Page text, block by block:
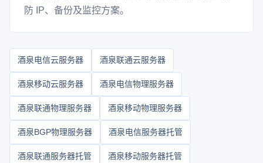
防 IP、备份及监控方案。
酒泉电信云服务器 酒泉联通云服务器
酒泉移动云服务器 酒泉电信物理服务器
酒泉联通物理服务器 酒泉移动物理服务器
酒泉BGP物理服务器 酒泉电信服务器托管
酒泉联通服务器托管 酒泉移动服务器托管